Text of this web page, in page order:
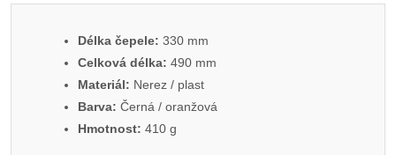
Délka čepele: 330 mm
Celková délka: 490 mm
Materiál: Nerez / plast
Barva: Černá / oranžová
Hmotnost: 410 g